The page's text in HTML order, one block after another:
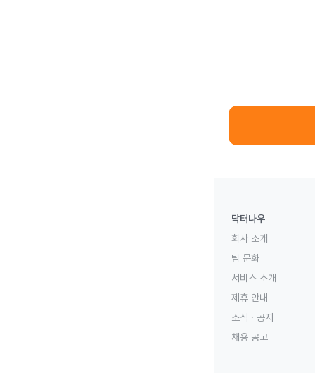
닥터나우
회사 소개
팀 문화
서비스 소개
제휴 안내
소식 · 공지
채용 공고